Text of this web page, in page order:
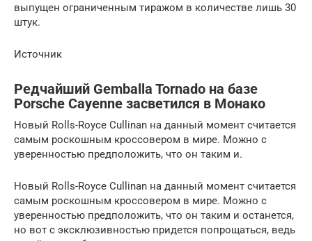
выпущен ограниченным тиражом в количестве лишь 30
штук.
Источник
Редчайший Gemballa Tornado на базе
Porsche Cayenne засветился в Монако
Новый Rolls-Royce Cullinan на данный момент считается
самым роскошным кроссовером в мире. Можно с
уверенностью предположить, что он таким и.
Новый Rolls-Royce Cullinan на данный момент считается
самым роскошным кроссовером в мире. Можно с
уверенностью предположить, что он таким и останется,
но вот с эксклюзивностью придется попрощаться, ведь